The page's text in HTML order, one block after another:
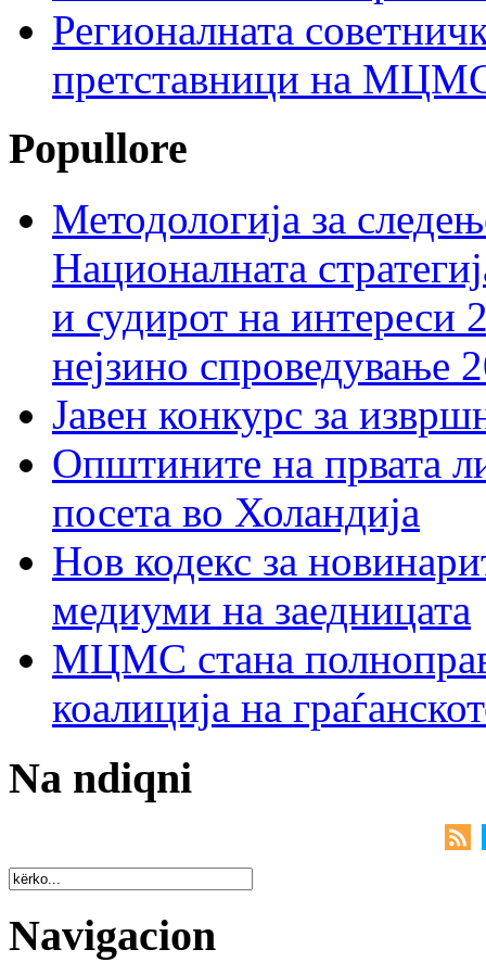
Регионалната
претставници на МЦМС
Popullore
Методологија за
Националната
и судирот на интереси
нејзино спроведување
Јавен конкурс за
Општините на првата
посета во Холандија
Нов кодекс за
медиуми на заедницата
МЦМС стана
коалиција на
Na ndiqni
Navigacion